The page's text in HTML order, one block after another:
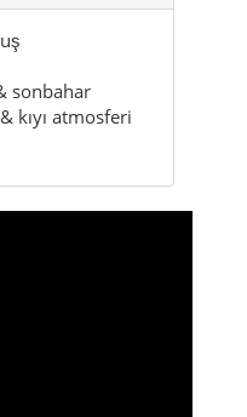
sonbahar
kıyı atmosferi